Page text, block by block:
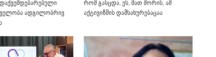
ადგილობრივ
რომ გასცდა, ეს, მათ შორის, ამ
აქტივიზმის დამსახურებაცაა